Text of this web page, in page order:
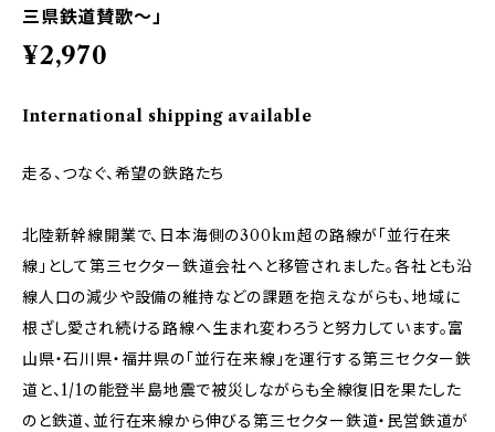
三県鉄道賛歌～」
¥2,970
International shipping available
走る、つなぐ、希望の鉄路たち
北陸新幹線開業で、日本海側の300km超の路線が「並行在来
線」として第三セクター鉄道会社へと移管されました。各社とも沿
線人口の減少や設備の維持などの課題を抱えながらも、地域に
根ざし愛され続ける路線へ生まれ変わろうと努力しています。富
山県・石川県・福井県の「並行在来線」を運行する第三セクター鉄
道と、1/1の能登半島地震で被災しながらも全線復旧を果たした
のと鉄道、並行在来線から伸びる第三セクター鉄道・民営鉄道が